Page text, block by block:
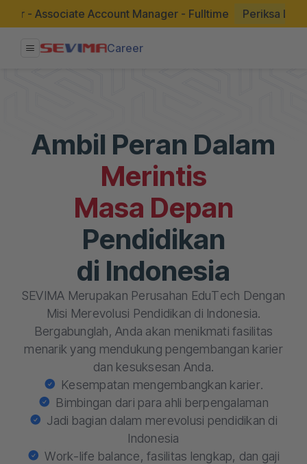
System Implementor - Associate Account Manager -
Account Manager – Digital Agency - Fulltime
Career
Ambil Peran Dalam
Merintis
Masa Depan
Pendidikan
di Indonesia
SEVIMA Merupakan Perusahan EduTech Dengan
Misi Merevolusi Pendidikan di Indonesia.
Bergabunglah, Anda akan menikmati fasilitas
menarik yang mendukung pengembangan karier
dan kesuksesan Anda.
Kesempatan mengembangkan karier.
Bimbingan dari para ahli berpengalaman
Jadi bagian dalam merevolusi pendidikan di
Indonesia
Work-life balance, fasilitas lengkap, dan gaji